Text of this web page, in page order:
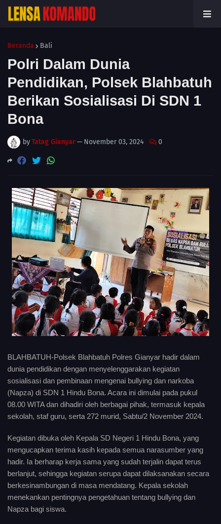
Beranda Bali
Polri Dalam Dunia
Pendidikan, Polsek Blahbatuh
Berikan Sosialisasi Di SDN 1
Bona
byTatag Gianyar— November 03, 2024 0
BLAHBATUH-Polsek Blahbatuh Polres Gianyar hadir dalam
dunia pendidikan dengan menyelenggarakan kegiatan
sosialisasi dan pembinaan mengenai bullying dan narkoba
(Napza) di SDN 1 Hindu Bona. Acara ini dimulai pada pukul
08.00 WITA dan dihadiri oleh berbagai pihak, termasuk kepala
sekolah, staf guru, serta 272 murid, Sabtu/2 November 2024.
Kegiatan dibuka oleh Kepala SD Negeri 1 Hindu Bona, yang
mengucapkan terima kasih kepada semua narasumber yang
hadir. Ia berharap kerja sama yang sudah terjalin dapat terus
berlanjut, sehingga kegiatan serupa dapat dilaksanakan secara
berkesinambungan di masa mendatang. Kepala sekolah
menekankan pentingnya pengetahuan tentang bullying dan
Napza bagi siswa.